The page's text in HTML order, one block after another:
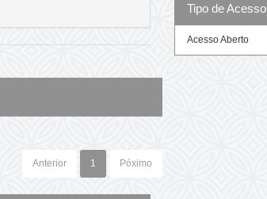
Anterior 1 Póximo
Tipo de Acesso
Acesso Aberto